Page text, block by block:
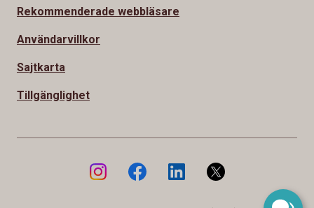
Rekommenderade webbläsare
Användarvillkor
Sajtkarta
Tillgänglighet